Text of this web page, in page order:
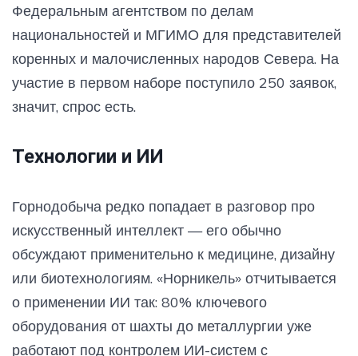
Федеральным агентством по делам
национальностей и МГИМО для представителей
коренных и малочисленных народов Севера. На
участие в первом наборе поступило 250 заявок,
значит, спрос есть.
Технологии и ИИ
Горнодобыча редко попадает в разговор про
искусственный интеллект — его обычно
обсуждают применительно к медицине, дизайну
или биотехнологиям. «Норникель» отчитывается
о применении ИИ так: 80% ключевого
оборудования от шахты до металлургии уже
работают под контролем ИИ-систем с